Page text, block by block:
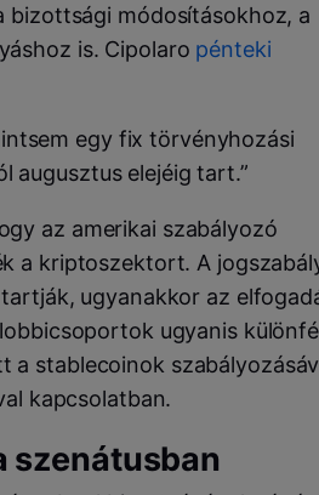
bizottsági módosításokhoz, a
is. Cipolaro pénteki
egy fix törvényhozási
augusztus elejéig tart.”
az amerikai szabályozó
a kriptoszektort. A
ugyanakkor az
ugyanis
stablecoinok
kapcsolatban.
szenátusban